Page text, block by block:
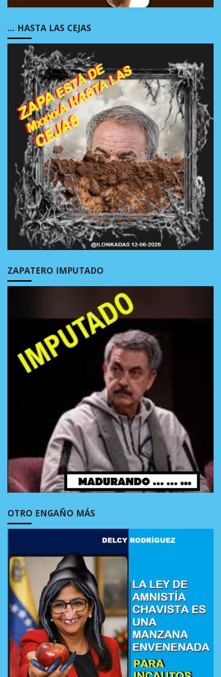
… HASTA LAS CEJAS
ZAPATERO IMPUTADO
OTRO ENGAÑO MÁS